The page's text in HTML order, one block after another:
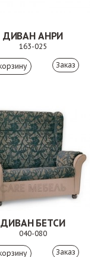
ДИВАН АНРИ
163-025
Заказ
ДИВАН БЕТСИ
040-080
Заказ